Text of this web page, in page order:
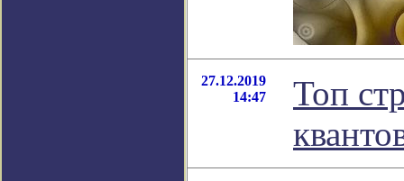
27.12.2019
14:47
Топ